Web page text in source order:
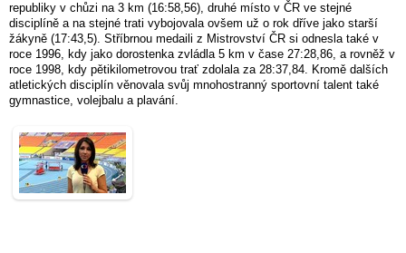
republiky v chůzi na 3 km (16:58,56), druhé místo v ČR ve stejné
disciplíně a na stejné trati vybojovala ovšem už o rok dříve jako starší
žákyně (17:43,5). Stříbrnou medaili z Mistrovství ČR si odnesla také v
roce 1996, kdy jako dorostenka zvládla 5 km v čase 27:28,86, a rovněž v
roce 1998, kdy pětikilometrovou trať zdolala za 28:37,84. Kromě dalších
atletických disciplín věnovala svůj mnohostranný sportovní talent také
gymnastice, volejbalu a plavání.